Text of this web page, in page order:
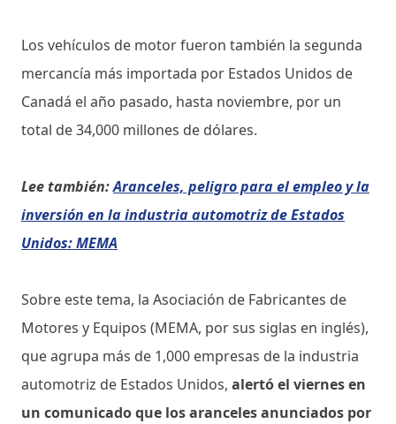
Los vehículos de motor fueron también la segunda
mercancía más importada por Estados Unidos de
Canadá el año pasado, hasta noviembre, por un
total de 34,000 millones de dólares.
Lee también:Aranceles, peligro para el empleo y la
inversión en la industria automotriz de Estados
Unidos: MEMA
Sobre este tema, la Asociación de Fabricantes de
Motores y Equipos (MEMA, por sus siglas en inglés),
que agrupa más de 1,000 empresas de la industria
automotriz de Estados Unidos, alertó el viernes en
un comunicado que los aranceles anunciados por